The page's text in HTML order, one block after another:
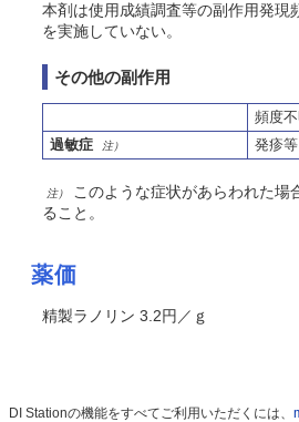
本剤は使用成績調査等の副作用発現
を実施していない。
その他の副作用
頻度不
過敏症
注） 発疹等
注）
このような症状があらわれた場
ること。
薬価
精製ラノリン 3.2円／ｇ
DI Stationの機能をすべてご利用いただくには、